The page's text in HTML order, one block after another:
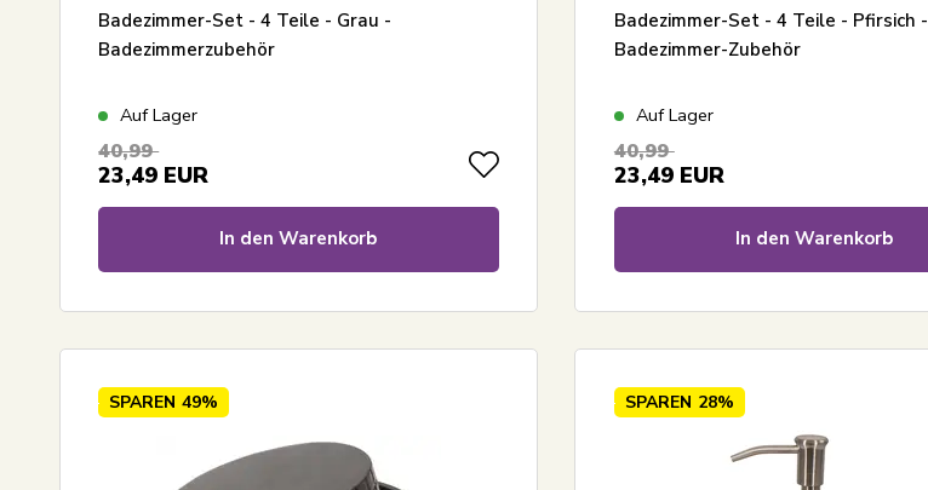
Badezimmer-Set - 4 Teile - Grau -
Badezimmerzubehör
Auf Lager
40,99
23,49 EUR
In den Warenkorb
Badezimmer-Set - 4 Teile - Pfirsich -
Badezimmer-Zubehör
Auf Lager
40,99
23,49 EUR
In den Warenkorb
SPAREN 49% SPAREN 28%